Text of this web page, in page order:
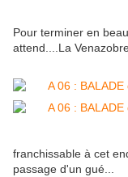
Pour terminer en
attend....La
franchissable à cet
passage d'un gué...